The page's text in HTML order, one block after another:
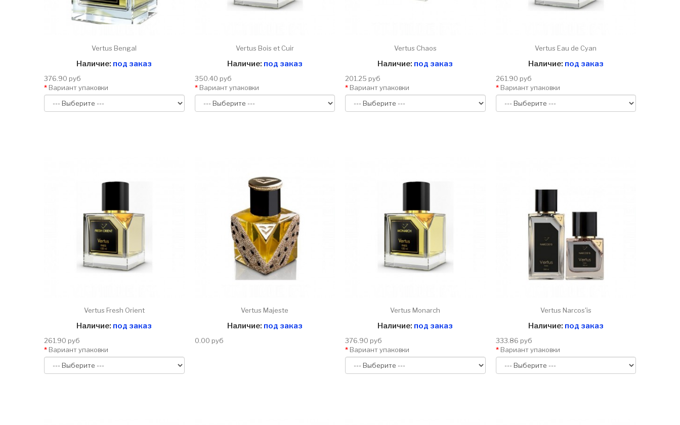
Vertus Bengal
Наличие: под заказ
376.90 руб
Вариант упаковки
Vertus Bois et Cuir
Наличие: под заказ
350.40 руб
Вариант упаковки
Vertus Chaos
Наличие: под заказ
201.25 руб
Вариант упаковки
Vertus Eau de Cyan
Наличие: под заказ
261.90 руб
Вариант упаковки
Vertus Fresh Orient
Наличие: под заказ
261.90 руб
Вариант упаковки
Vertus Majeste
Наличие: под заказ
0.00 руб
Vertus Monarch
Наличие: под заказ
376.90 руб
Вариант упаковки
Vertus Narcos'is
Наличие: под заказ
333.86 руб
Вариант упаковки